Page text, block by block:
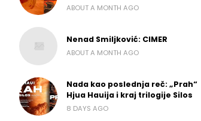
ABOUT A MONTH AGO
Nenad Smiljković: CIMER
ABOUT A MONTH AGO
Nada kao poslednja reč: „Prah“
Hjua Hauija i kraj trilogije Silos
8 DAYS AGO